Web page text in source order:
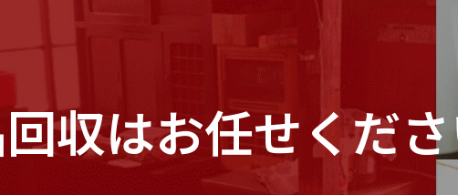
収はお任せくだ